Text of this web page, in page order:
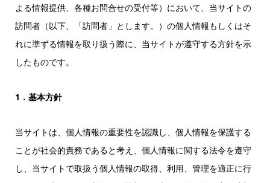
よる情報提供、各種お問合せの受付等）において、当サイトの
訪問者（以下、「訪問者」とします。）の個人情報もしくはそ
れに準ずる情報を取り扱う際に、当サイトが遵守する方針を示
したものです。
1．基本方針
当サイトは、個人情報の重要性を認識し、個人情報を保護する
ことが社会的責務であると考え、個人情報に関する法令を遵守
し、当サイトで取扱う個人情報の取得、利用、管理を適正に行